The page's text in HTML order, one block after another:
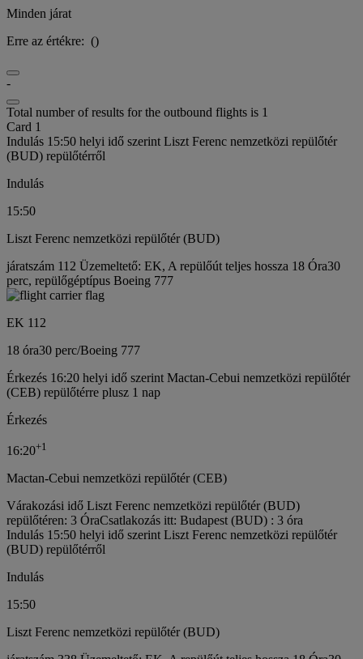
Minden járat
Erre az értékre: ()
-
Total number of results for the outbound flights is 1
Card 1
Indulás 15:50 helyi idő szerint Liszt Ferenc nemzetközi repülőtér
(BUD) repülőtérről
Indulás
15:50
Liszt Ferenc nemzetközi repülőtér (BUD)
járatszám 112 Üzemeltető: EK, A repülőút teljes hossza 18 Óra30
perc, repülőgéptípus Boeing 777
EK 112
18 óra30 perc/Boeing 777
Érkezés 16:20 helyi idő szerint Mactan-Cebui nemzetközi repülőtér
(CEB) repülőtérre plusz 1 nap
Érkezés
16:20+1
Mactan-Cebui nemzetközi repülőtér (CEB)
Várakozási idő Liszt Ferenc nemzetközi repülőtér (BUD)
repülőtéren: 3 ÓraCsatlakozás itt: Budapest (BUD) : 3 óra
Indulás 15:50 helyi idő szerint Liszt Ferenc nemzetközi repülőtér
(BUD) repülőtérről
Indulás
15:50
Liszt Ferenc nemzetközi repülőtér (BUD)